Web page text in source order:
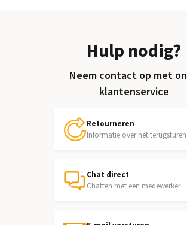
Hulp nodig?
Neem contact op met
klantenservice
Retourneren
Informatie over het terugsturen
Chat direct
Chatten met een medewerker